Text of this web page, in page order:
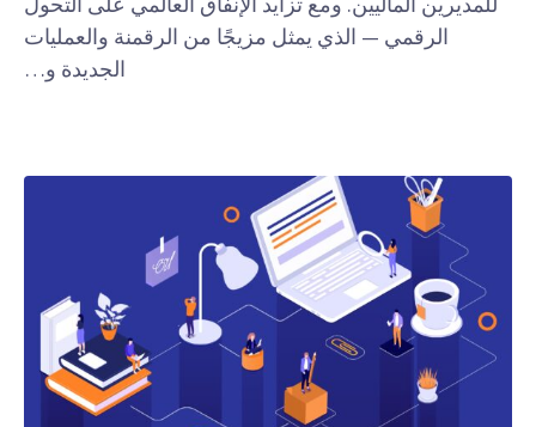
الرقمي — الذي يمثل مزيجًا من الرقمنة والعمليات
الجديدة و…